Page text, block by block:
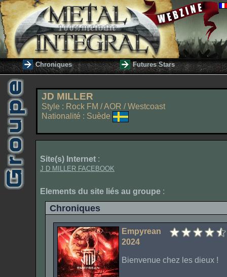
Chroniques Futures Stars
JD MILLER
Style : Rock FM / AOR / Westcoast
Nationalité : Suède
Site(s) Internet :
J D MILLER FACEBOOK
Elements du site liés au groupe :
Chroniques
Empyrean
2024
Bienvenue chez les dieux !